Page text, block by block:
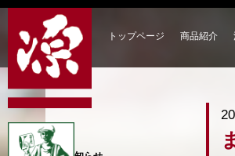
トップページ 商品紹介